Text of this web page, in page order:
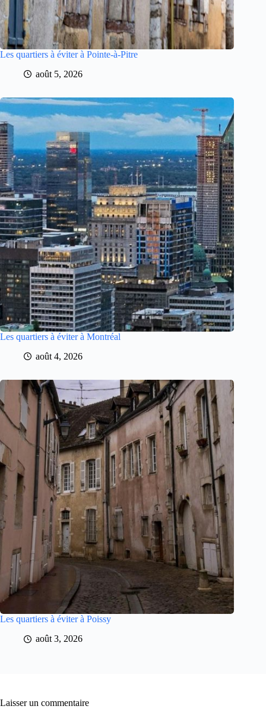
Les quartiers à éviter à Pointe-à-Pitre
août 5, 2026
Les quartiers à éviter à Montréal
août 4, 2026
Les quartiers à éviter à Poissy
août 3, 2026
Laisser un commentaire